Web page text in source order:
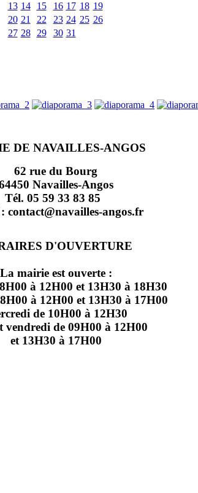
13 14 15 16 17 18 19
20 21 22 23 24 25 26
27 28 29 30 31
DE NAVAILLES-ANGOS
62 rue du Bourg
Navailles-Angos
Tél. 05 59 33 83 85
contact@navailles-angos.fr
D'OUVERTURE
La mairie est ouverte :
à 12H00 et 13H30 à 18H30
à 12H00 et 13H30 à 17H00
de 10H00 à 12H30
vendredi de 09H00 à 12H00
et 13H30 à 17H00